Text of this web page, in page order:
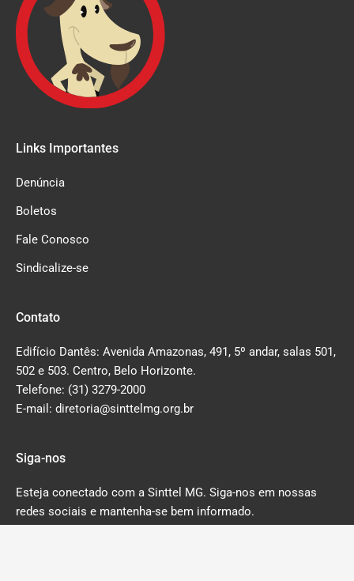
Links Importantes
Denúncia
Boletos
Fale Conosco
Sindicalize-se
Contato
Edifício Dantês: Avenida Amazonas, 491, 5º andar, salas 501,
502 e 503. Centro, Belo Horizonte.
Telefone: (31) 3279-2000
E-mail: diretoria@sinttelmg.org.br
Siga-nos
Esteja conectado com a Sinttel MG. Siga-nos em nossas
redes sociais e mantenha-se bem informado.